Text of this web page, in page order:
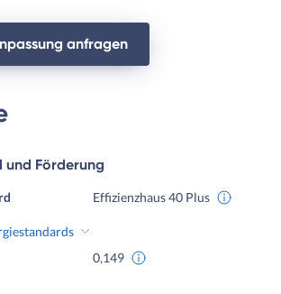
anfragen
und Förderung
Effizienzhaus 40 Plus
0,149